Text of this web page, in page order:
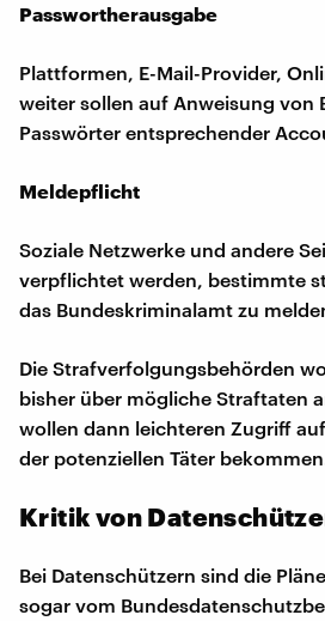
Passwortherausgabe
Plattformen, E-Mail-Provider,
weiter sollen auf Anweisung von
Passwörter entsprechender
Meldepflicht
Soziale Netzwerke und andere
verpflichtet werden, bestimmte
das Bundeskriminalamt zu
Die Strafverfolgungsbehörden
bisher über mögliche Straftaten
wollen dann leichteren Zugriff
der potenziellen Täter
Kritik von
Bei Datenschützern sind die
sogar vom